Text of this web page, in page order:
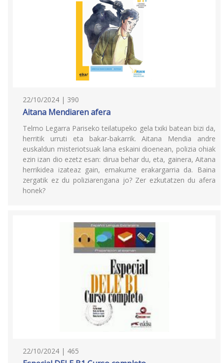
22/10/2024 | 390
Aitana Mendiaren afera
Telmo Legarra Pariseko teilatupeko gela txiki batean bizi da,
herritik urruti eta bakar-bakarrik. Aitana Mendia andre
euskaldun misteriotsuak lana eskaini dioenean, polizia ohiak
ezin izan dio ezetz esan: dirua behar du, eta, gainera, Aitana
herrikidea izateaz gain, emakume erakargarria da. Baina
zergatik ez du poliziarengana jo? Zer ezkutatzen du afera
honek?
22/10/2024 | 465